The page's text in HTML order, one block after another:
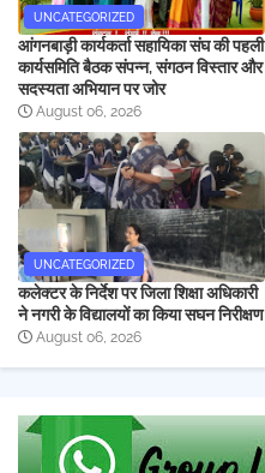
UNCATEGORIZED
आंगनबाड़ी कार्यकर्ता सहायिका संघ की पहली
कार्यसमिति बैठक संपन्न, संगठन विस्तार और
सदस्यता अभियान पर जोर
August 06, 2026
UNCATEGORIZED
कलेक्टर के निर्देश पर जिला शिक्षा अधिकारी
ने नगरी के विद्यालयों का किया सघन निरीक्षण
August 06, 2026